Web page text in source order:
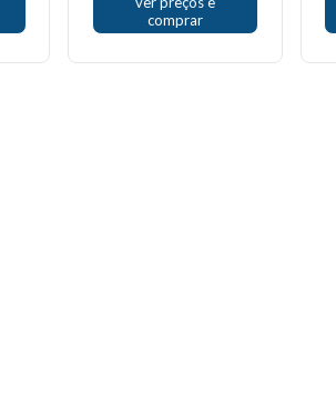
comprar